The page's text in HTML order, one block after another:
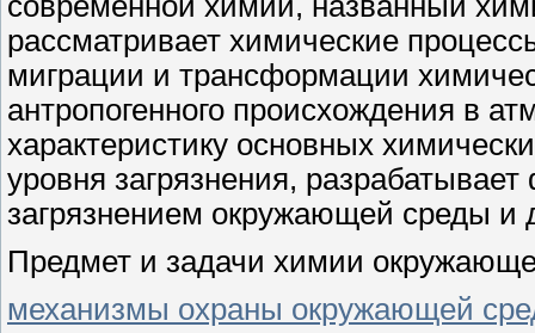
рассматривает химические
миграции и трансформации
антропогенного происхождения в
характеристику основных
уровня загрязнения,
загрязнением окружающей среды и
Предмет и задачи химии
механизмы охраны окружающей